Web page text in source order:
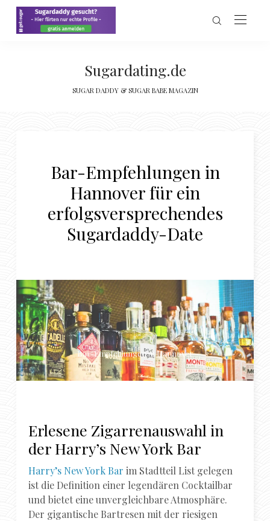
Sugardating.de
SUGAR DADDY & SUGAR BABE MAGAZIN
Bar-Empfehlungen in
Hannover für ein
erfolgsversprechendes
Sugardaddy-Date
Bar-Empfehlungen in Hannover
Erlesene Zigarrenauswahl in
der Harry’s New York Bar
Harry’s New York Bar im Stadtteil List gelegen
ist die Definition einer legendären Cocktailbar
und bietet eine unvergleichbare Atmosphäre.
Der gigantische Bartresen mit der riesigen